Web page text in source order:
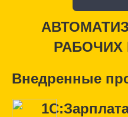
РАБОЧИХ
Внедренные